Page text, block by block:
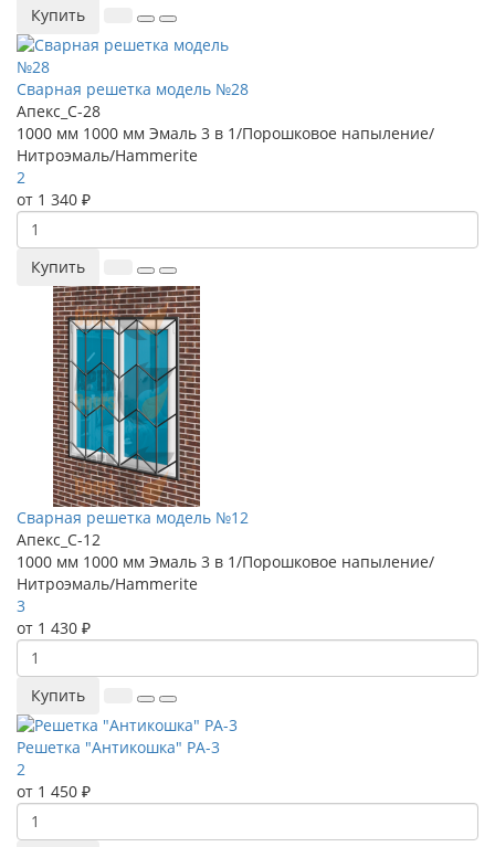
Купить
Сварная решетка модель №28
Апекс_С-28
1000 мм 1000 мм Эмаль 3 в 1/Порошковое напыление/
Нитроэмаль/Hammerite
2
от 1 340 ₽
Купить
Сварная решетка модель №12
Апекс_С-12
1000 мм 1000 мм Эмаль 3 в 1/Порошковое напыление/
Нитроэмаль/Hammerite
3
от 1 430 ₽
Купить
Решетка "Антикошка" РА-3
2
от 1 450 ₽